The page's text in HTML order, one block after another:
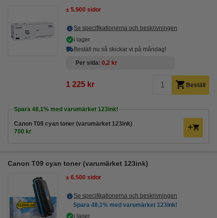
± 5.900 sidor
Se specifikationerna och beskrivningen
i lager
Beställ nu så skickar vi på måndag!
Per sida 0,2 kr
1 225 kr Beställ
Spara 48,1% med varumärket 123ink!
Canon T09 cyan toner (varumärket 123ink)
700 kr
Canon T09 cyan toner (varumärket 123ink)
± 6.500 sidor
Se specifikationerna och beskrivningen
Spara 48,1% med varumärket 123ink!
i lager